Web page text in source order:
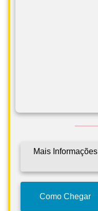
Mais Informações
Como Chegar